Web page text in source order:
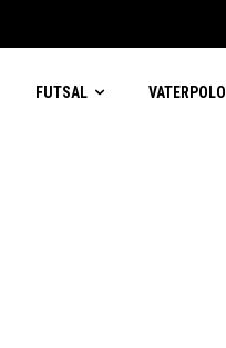
FUTSAL VATERPOLO